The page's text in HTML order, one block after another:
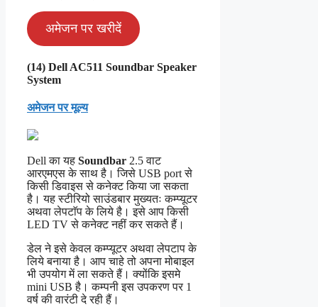
अमेजन पर खरीदें
(14) Dell AC511 Soundbar Speaker
System
अमेजन पर मूल्य
Dell का यह Soundbar 2.5 वाट
आरएमएस के साथ है। जिसे USB port से
किसी डिवाइस से कनेक्ट किया जा सकता
है। यह स्टीरियो साउंडबार मुख्यतः कम्प्यूटर
अथवा लेपटाॅप के लिये है। इसे आप किसी
LED TV से कनेक्ट नहीं कर सकते हैं।
डेल ने इसे केवल कम्प्यूटर अथवा लेपटाप के
लिये बनाया है। आप चाहे तो अपना मोबाइल
भी उपयोग में ला सकते हैं। क्योंकि इसमे
mini USB है। कम्पनी इस उपकरण पर 1
वर्ष की वारंटी दे रही हैं।